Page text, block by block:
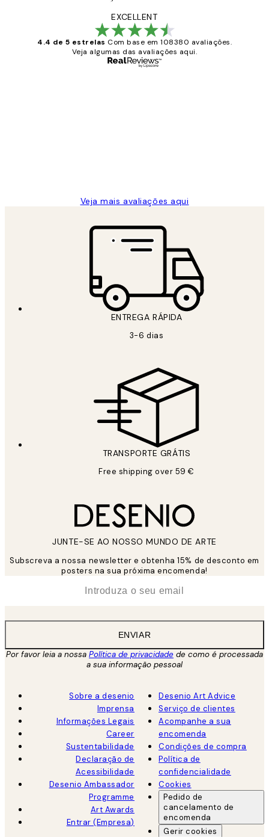
EXCELLENT
4.4 de 5 estrelas Com base em 108380 avaliações.
Veja algumas das avaliações aqui.
Veja mais avaliações aqui
ENTREGA RÁPIDA
3-6 dias
TRANSPORTE GRÁTIS
Free shipping over 59 €
JUNTE-SE AO NOSSO MUNDO DE ARTE
Subscreva a nossa newsletter e obtenha 15% de desconto em
posters na sua próxima encomenda!
ENVIAR
Por favor leia a nossa Política de privacidade de como é processada
a sua informação pessoal
Sobre a desenio
Imprensa
Informações Legais
Career
Sustentabilidade
Declaração de
Acessibilidade
Desenio Ambassador
Programme
Art Awards
Entrar (Empresa)
Desenio Art Advice
Serviço de clientes
Acompanhe a sua
encomenda
Condições de compra
Política de
confidencialidade
Cookies
Pedido de
cancelamento de
encomenda
Gerir cookies